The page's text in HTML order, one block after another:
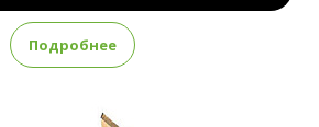
Подробнее